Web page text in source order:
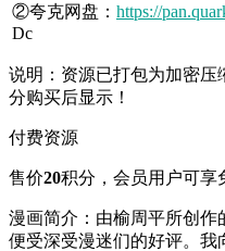
②夸克网盘： https://
Dc
说明：资源已打包为加密压
分购买后显示！
付费资源
售价20积分 ，会员用户可享
漫画简介：由榆周平所创作
便受深受漫迷们的好评。我